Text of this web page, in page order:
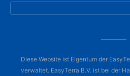
Diese Website ist Eigentum der
verwaltet. EasyTerra B.V. ist bei der